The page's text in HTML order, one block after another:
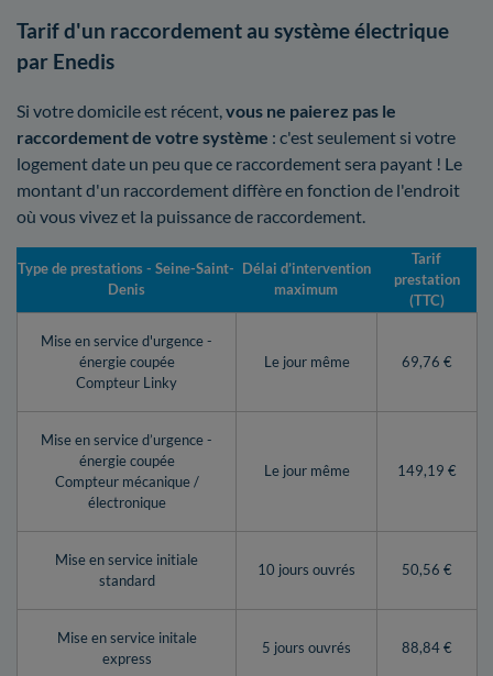
Tarif d'un raccordement au système électrique
par Enedis
Si votre domicile est récent,vous ne paierez pas le
raccordement de votre système : c'est seulement si votre
logement date un peu que ce raccordement sera payant ! Le
montant d'un raccordement diffère en fonction de l'endroit
où vous vivez et la puissance de raccordement.
Type de prestations - Seine-Saint-
Denis
Délai d’intervention
maximum
Tarif
prestation
(TTC)
Mise en service d'urgence -
énergie coupée
Compteur Linky
Le jour même 69,76 €
Mise en service d’urgence -
énergie coupée
Compteur mécanique /
électronique
Le jour même 149,19 €
Mise en service initiale
standard
10 jours ouvrés 50,56 €
Mise en service initale
express
5 jours ouvrés 88,84 €